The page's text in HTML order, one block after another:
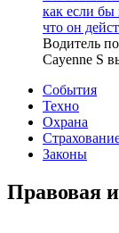
как если бы
что он
Водитель
Cayenne S
События
Техно
Охрана
Законы
Правовая